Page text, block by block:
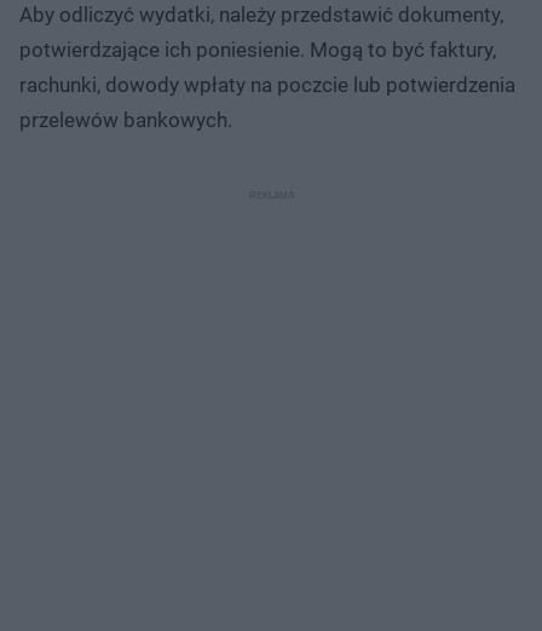
Aby odliczyć wydatki, należy przedstawić dokumenty,
potwierdzające ich poniesienie. Mogą to być faktury,
rachunki, dowody wpłaty na poczcie lub potwierdzenia
przelewów bankowych.